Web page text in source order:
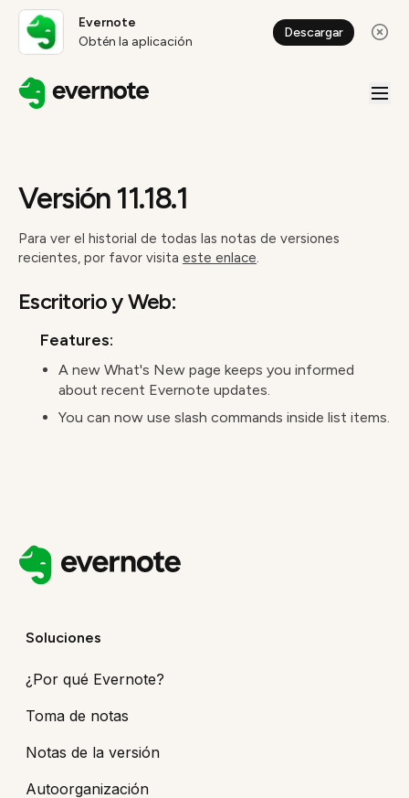
Evernote
Obtén la aplicación
Descargar
Versión 11.18.1
Para ver el historial de todas las notas de versiones
recientes, por favor visita este enlace.
Escritorio y Web:
Features:
A new What's New page keeps you informed
about recent Evernote updates.
You can now use slash commands inside list items.
Soluciones
¿Por qué Evernote?
Toma de notas
Notas de la versión
Autoorganización